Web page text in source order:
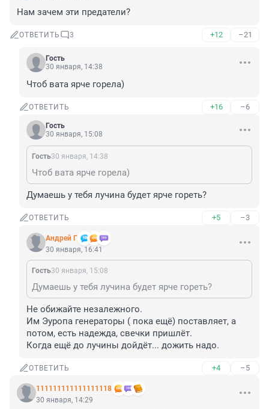
Нам зачем эти предатели?
ОТВЕТИТЬ 3 +12 –21
Гость
30 января, 14:38
Чтоб вата ярче горела)
ОТВЕТИТЬ +16 –6
Гость
30 января, 15:08
Гость30 января, 14:38
Чтоб вата ярче горела)
Думаешь у тебя лучина будет ярче гореть?
ОТВЕТИТЬ +5 –3
Андрей Г
30 января, 16:41
Гость30 января, 15:08
Думаешь у тебя лучина будет ярче гореть?
Не обижайте незалежного.
Им Эуропа генераторы ( пока ещё) поставляет, а
потом, есть надежда, свечки пришлёт.
Когда ещё до лучины дойдёт... дожить надо.
ОТВЕТИТЬ +4 –5
111111111111111118
30 января, 14:29